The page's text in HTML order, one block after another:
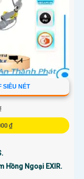
SIÊU NÉT
₫
Hồng Ngoại EXIR.